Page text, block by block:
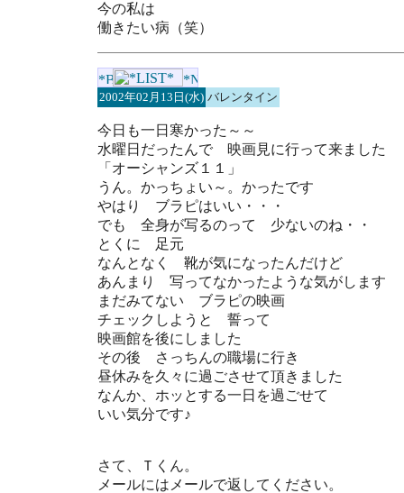
今の私は
働きたい病（笑）
2002年02月13日(水) バレンタイン
今日も一日寒かった～～
水曜日だったんで 映画見に行って来ました
「オーシャンズ１１」
うん。かっちょい～。かったです
やはり ブラピはいい・・・
でも 全身が写るのって 少ないのね・・
とくに 足元
なんとなく 靴が気になったんだけど
あんまり 写ってなかったような気がします
まだみてない ブラピの映画
チェックしようと 誓って
映画館を後にしました
その後 さっちんの職場に行き
昼休みを久々に過ごさせて頂きました
なんか、ホッとする一日を過ごせて
いい気分です♪
さて、Ｔくん。
メールにはメールで返してください。